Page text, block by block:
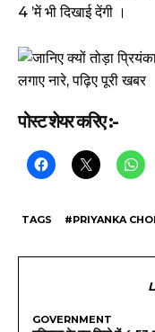
4 ’में भी दिखाई देंगी ।
पोस्ट शेयर करिए :-
TAGS #PRIYANKA
GOVERNMENT